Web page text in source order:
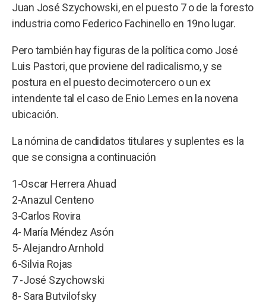
Juan José Szychowski, en el puesto 7 o de la foresto
industria como Federico Fachinello en 19no lugar.
Pero también hay figuras de la política como José
Luis Pastori, que proviene del radicalismo, y se
postura en el puesto decimotercero o un ex
intendente tal el caso de Enio Lemes en la novena
ubicación.
La nómina de candidatos titulares y suplentes es la
que se consigna a continuación
1-Oscar Herrera Ahuad
2-Anazul Centeno
3-Carlos Rovira
4- María Méndez Asón
5- Alejandro Arnhold
6-Silvia Rojas
7 -José Szychowski
8- Sara Butvilofsky